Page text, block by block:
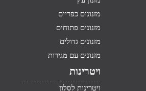
מזנונים כפריים
מזנונים פתוחים
מזנונים גדולים
מזנונים עם מגירות
ויטרינות
ויטרינות לסלון